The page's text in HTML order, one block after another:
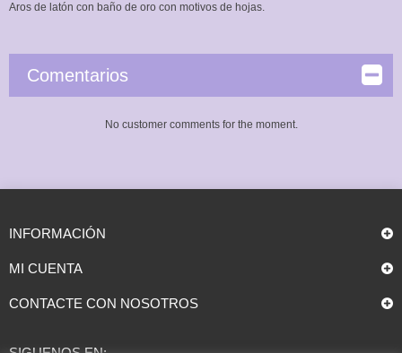
Aros de latón con baño de oro con motivos de hojas.
Comentarios
No customer comments for the moment.
INFORMACIÓN
MI CUENTA
CONTACTE CON NOSOTROS